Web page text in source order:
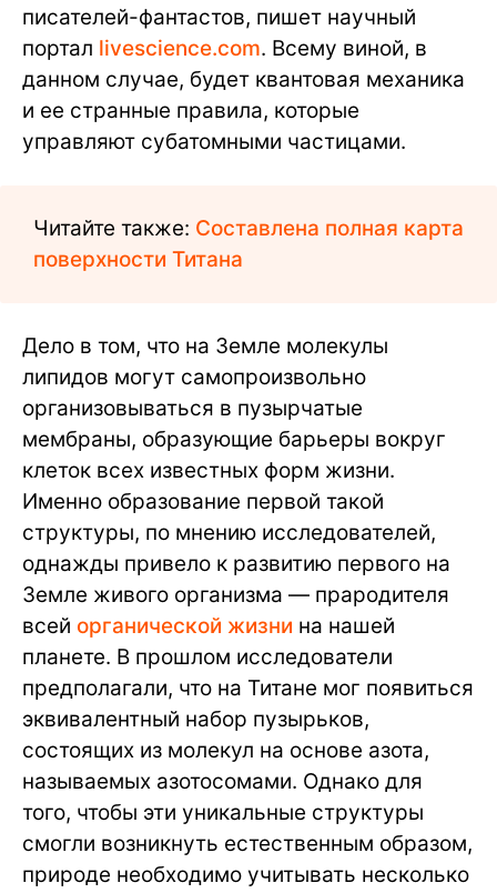
писателей-фантастов, пишет научный
портал livescience.com. Всему виной, в
данном случае, будет квантовая механика
и ее странные правила, которые
управляют субатомными частицами.
Читайте также: Составлена полная карта
поверхности Титана
Дело в том, что на Земле молекулы
липидов могут самопроизвольно
организовываться в пузырчатые
мембраны, образующие барьеры вокруг
клеток всех известных форм жизни.
Именно образование первой такой
структуры, по мнению исследователей,
однажды привело к развитию первого на
Земле живого организма — прародителя
всей органической жизни на нашей
планете. В прошлом исследователи
предполагали, что на Титане мог появиться
эквивалентный набор пузырьков,
состоящих из молекул на основе азота,
называемых азотосомами. Однако для
того, чтобы эти уникальные структуры
смогли возникнуть естественным образом,
природе необходимо учитывать несколько